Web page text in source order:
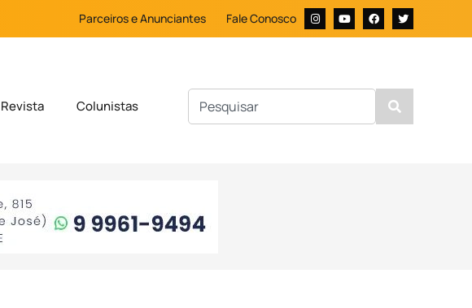
Parceiros e Anunciantes Fale Conosco
Revista Colunistas